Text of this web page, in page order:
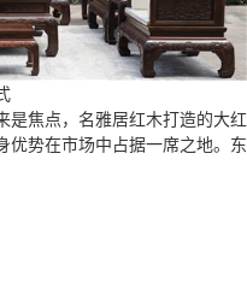
是焦点，名雅居红木打造的大红
优势在市场中占据一席之地。东